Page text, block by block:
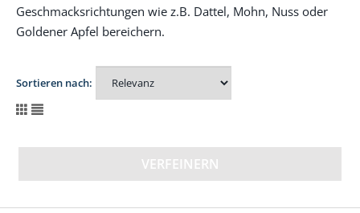
Geschmacksrichtungen wie z.B. Dattel, Mohn, Nuss oder
Goldener Apfel bereichern.
Sortieren nach:
VERFEINERN